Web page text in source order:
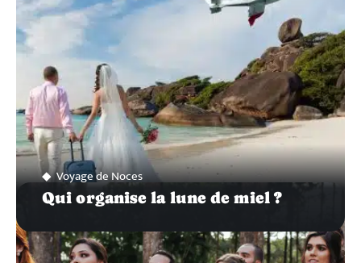
Voyage de Noces
Qui organise la lune de miel ?